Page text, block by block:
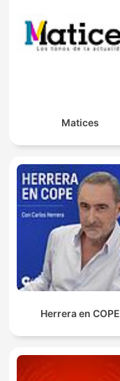
Matices
Herrera en COPE